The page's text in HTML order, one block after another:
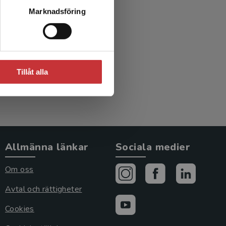
Marknadsföring
Tillåt alla
Allmänna länkar
Om oss
Avtal och rättigheter
Cookies
Sociala medier